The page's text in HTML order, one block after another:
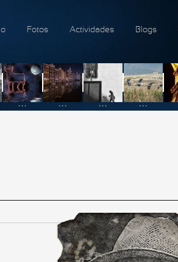
Fotos Actividades Blogs
... ... ... ...